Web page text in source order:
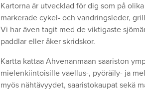
Kartorna är utvecklad för dig som på
markerade cykel- och vandringsleder,
Vi har även tagit med de­ ­viktigaste
paddlar eller åker skridskor.
Kartta kattaa Ahvenanmaan saariston
mielenkiintoisille vaellus-, pyöräily- ja
myös nähtävyydet, saaristokaupat sekä